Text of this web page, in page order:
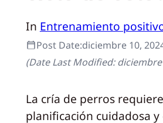
In Entrenamiento
Post Date:diciembre 10,
(Date Last Modified:diciembre
La cría de perros
planificación cuidadosa y